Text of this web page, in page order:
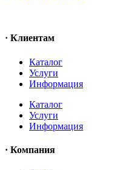
· Клиентам
Каталог
Услуги
Информация
Каталог
Услуги
Информация
· Компания